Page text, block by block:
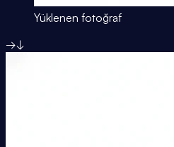
Yüklenen fotoğraf
→↓